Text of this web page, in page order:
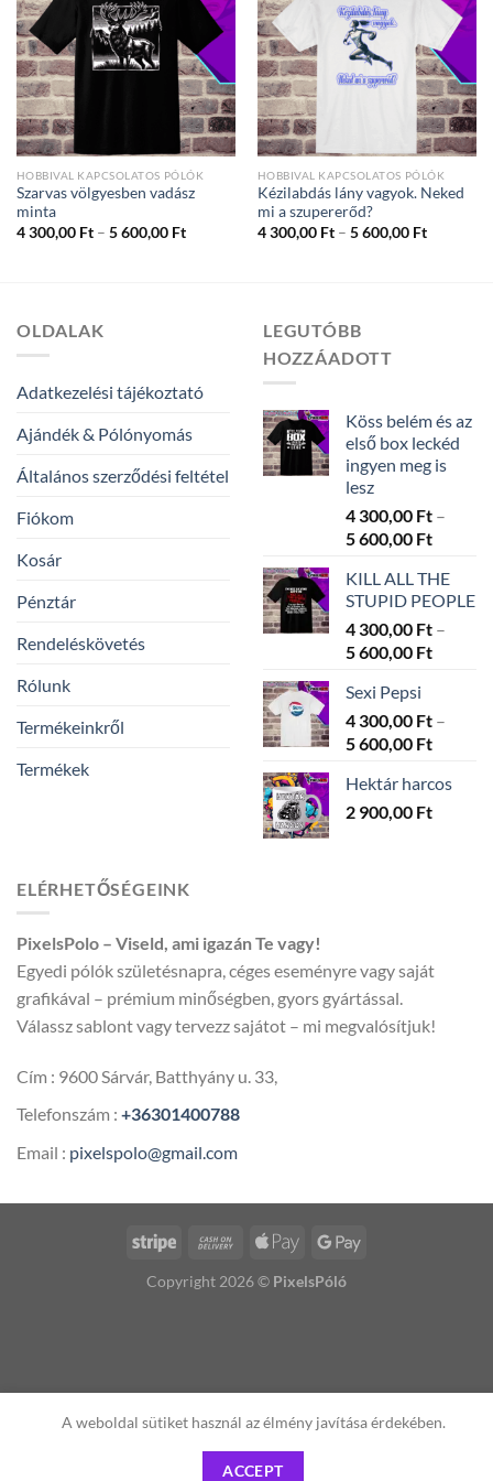
HOBBIVAL KAPCSOLATOS PÓLÓK
Szarvas völgyesben vadász
minta
4 300,00 Ft – 5 600,00 FtÁrtartomány:
HOBBIVAL KAPCSOLATOS PÓLÓK
Kézilabdás lány vagyok. Neked
mi a szupererőd?
4 300,00 Ft – 5 600,00 Ft
OLDALAK
Adatkezelési tájékoztató
Ajándék & Pólónyomás
Általános szerződési feltétel
Fiókom
Kosár
Pénztár
Rendeléskövetés
Rólunk
Termékeinkről
Termékek
LEGUTÓBB
HOZZÁADOTT
Köss belém és az
első box leckéd
ingyen meg is
lesz
4 300,00 Ft –
5 600,00 Ft
300,00
-
5
600,00
KILL ALL THE
STUPID PEOPLE
4 300,00 Ft –
5 600,00 Ft
-
5
Sexi Pepsi
4 300,00 Ft –
5 600,00 Ft
300,00
-
Hektár harcos
2 900,00 Ft
ELÉRHETŐSÉGEINK
PixelsPolo – Viseld, ami igazán Te vagy!
Egyedi pólók születésnapra, céges eseményre vagy saját
grafikával – prémium minőségben, gyors gyártással.
Válassz sablont vagy tervezz sajátot – mi megvalósítjuk!
Cím : 9600 Sárvár, Batthyány u. 33,
Telefonszám : +36301400788
Email : pixelspolo@gmail.com
Copyright 2026 © PixelsPóló
A weboldal sütiket használ az élmény javítása érdekében.
ACCEPT